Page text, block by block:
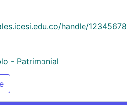
handle/
- Patrimonial